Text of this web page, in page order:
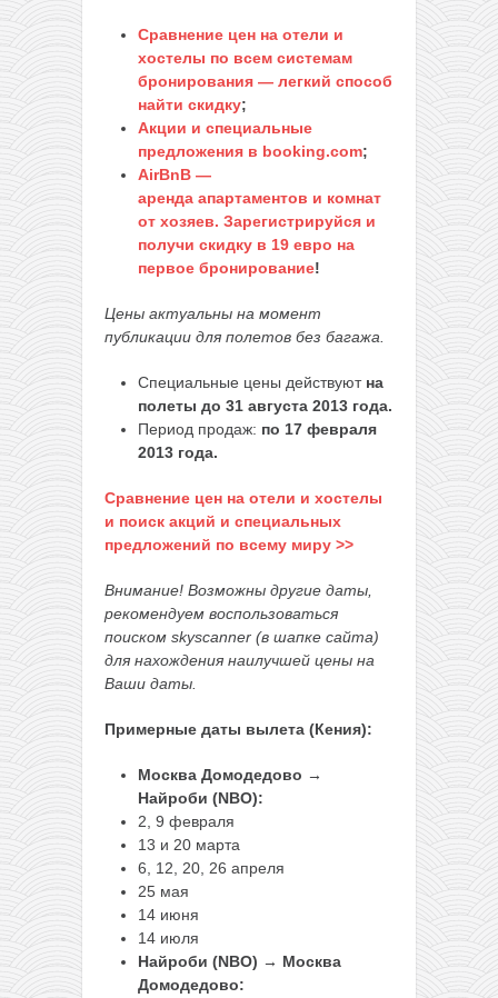
Сравнение цен на отели и
хостелы по всем системам
бронирования — легкий способ
найти скидку;
Акции и специальные
предложения в booking.com;
AirBnB —
аренда апартаментов и комнат
от хозяев. Зарегистрируйся и
получи скидку в 19 евро на
первое бронирование!
Цены актуальны на момент
публикации для полетов без багажа.
Специальные цены действуют на
полеты до 31 августа 2013 года.
Период продаж: по 17 февраля
2013 года.
Сравнение цен на отели и хостелы
и поиск акций и специальных
предложений по всему миру >>
Внимание! Возможны другие даты,
рекомендуем воспользоваться
поиском skyscanner (в шапке сайта)
для нахождения наилучшей цены на
Ваши даты.
Примерные даты вылета (Кения):
Москва Домодедово →
Найроби (NBO):
2, 9 февраля
13 и 20 марта
6, 12, 20, 26 апреля
25 мая
14 июня
14 июля
Найроби (NBO) → Москва
Домодедово: